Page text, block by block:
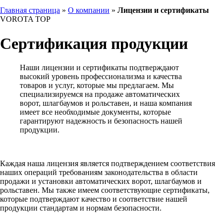
Главная страница » О компании » Лицензии и сертификаты
VOROTA TOP
Сертификация продукции
Наши лицензии и сертификаты подтверждают
высокий уровень профессионализма и качества
товаров и услуг, которые мы предлагаем. Мы
специализируемся на продаже автоматических
ворот, шлагбаумов и рольставен, и наша компания
имеет все необходимые документы, которые
гарантируют надежность и безопасность нашей
продукции.
Каждая наша лицензия является подтверждением соответствия
наших операций требованиям законодательства в области
продажи и установки автоматических ворот, шлагбаумов и
рольставен. Мы также имеем соответствующие сертификаты,
которые подтверждают качество и соответствие нашей
продукции стандартам и нормам безопасности.